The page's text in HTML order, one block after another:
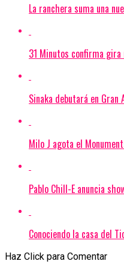
La ranchera suma una
31 Minutos confirma gira
Sinaka debutará en Gran
Milo J agota el
Pablo Chill-E anuncia
Conociendo la casa del
Haz Click para Comentar